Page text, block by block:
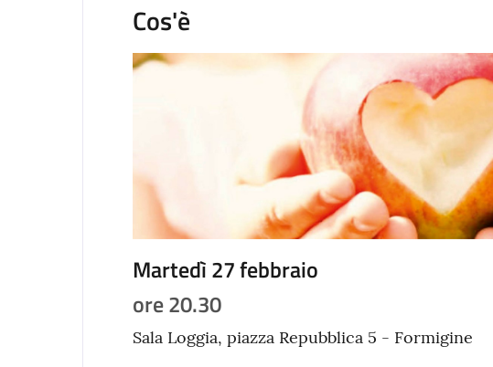
Cos'è
Martedì 27 febbraio
ore 20.30
Sala Loggia, piazza Repubblica 5 - Formigine